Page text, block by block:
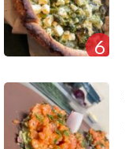
6